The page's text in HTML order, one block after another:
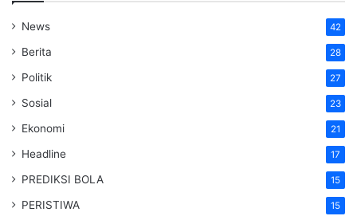
News 42
Berita 28
Politik 27
Sosial 23
Ekonomi 21
Headline 17
PREDIKSI BOLA 15
PERISTIWA 15